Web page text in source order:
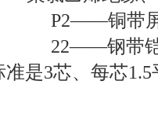
P2——铜带
22——钢带
准是3芯、每芯